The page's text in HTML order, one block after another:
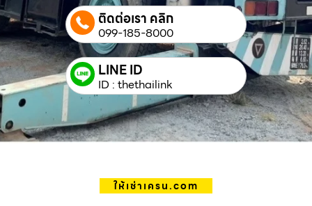
ติดต่อเรา คลิก
099-185-8000
LINE ID
ID : thethailink
ให้เช่าเครน.com